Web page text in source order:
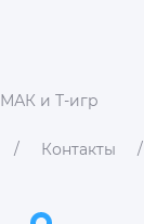
и Т-игр
Контакты